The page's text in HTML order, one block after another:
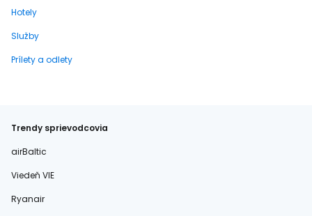
Hotely
Služby
Prílety a odlety
Trendy sprievodcovia
airBaltic
Viedeň VIE
Ryanair